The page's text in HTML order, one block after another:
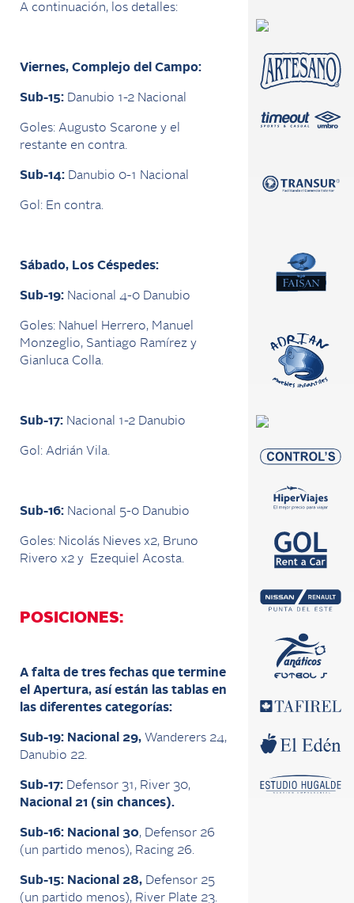
A continuación, los detalles:
Viernes, Complejo del Campo:
Sub-15: Danubio 1-2 Nacional
Goles: Augusto Scarone y el
restante en contra.
Sub-14: Danubio 0-1 Nacional
Gol: En contra.
Sábado, Los Céspedes:
Sub-19: Nacional 4-0 Danubio
Goles: Nahuel Herrero, Manuel
Monzeglio, Santiago Ramírez y
Gianluca Colla.
Sub-17: Nacional 1-2 Danubio
Gol: Adrián Vila.
Sub-16: Nacional 5-0 Danubio
Goles: Nicolás Nieves x2, Bruno
Rivero x2 y Ezequiel Acosta.
POSICIONES:
A falta de tres fechas que termine
el Apertura, así están las tablas en
las diferentes categorías:
Sub-19: Nacional 29, Wanderers 24,
Danubio 22.
Sub-17: Defensor 31, River 30,
Nacional 21 (sin chances).
Sub-16: Nacional 30, Defensor 26
(un partido menos), Racing 26.
Sub-15: Nacional 28, Defensor 25
(un partido menos), River Plate 23.